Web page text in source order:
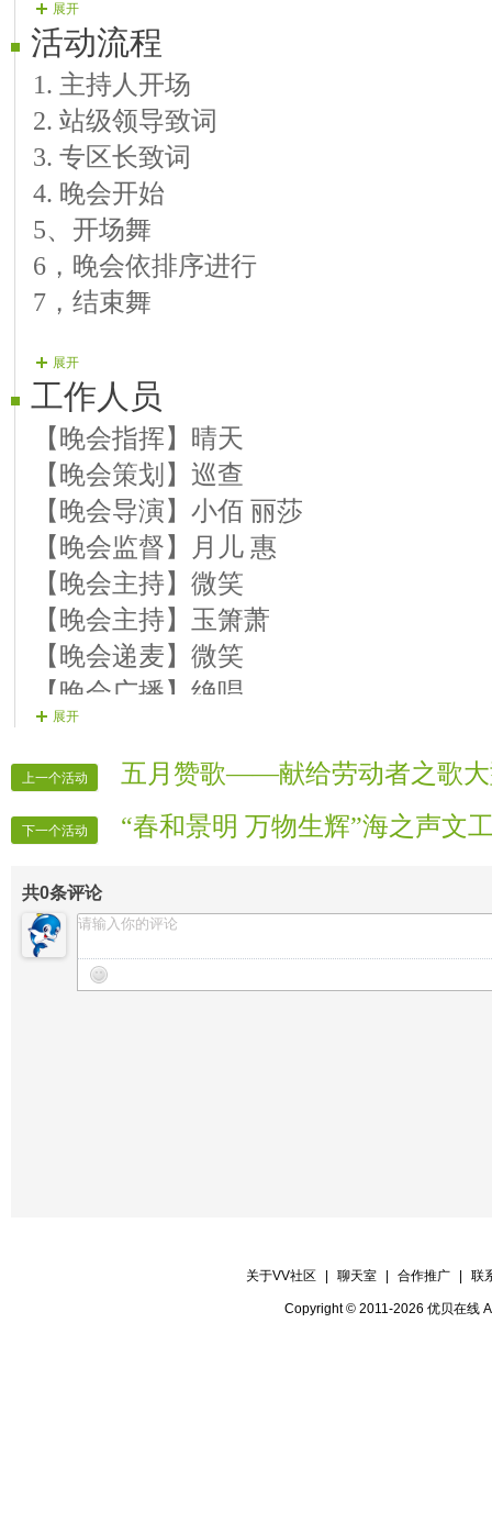
【06号演员】乐乐 歌曲《幸福路上》
【07号演员】涵儿 歌曲《愿为你》
【08号演员】财通 歌曲《洞庭鱼米乡
第二篇章《湘水湘情》
中场舞 辣儿组合《相思月》975520/
【09号演员】湫水 歌曲《幸福中国一
【10号演员】采月 歌曲《喜气洋洋》
【11号演员】苍狼 歌曲《我最爱唱红
【12号演员】歌戈 歌曲《开心中国》
【14号演员】林思 歌曲《空中草原那
【15号演员】蝴蝶 歌曲《心花怒放》
【16号演员】小敏 歌曲《花开四季只
第三篇章《大V出彩》
【17号演员】晓月 歌曲《我和我的
【18号演员】情圣 歌曲《寄明月》
【19号演员】冷蔷薇 歌曲《启航》
【20号演员】四季 歌曲《黄土之恋
【21号演员】微笑 歌曲《伤疤还没好
【22号演员】紫衣 电吹管《最亲的人
结束舞 馨儿组合《又唱浏阳河》
展开
活动流程
1. 主持人开场
2. 站级领导致词
3. 专区长致词
4. 晚会开始
5、开场舞
6，晚会依排序进行
7，结束舞
展开
工作人员
【晚会指挥】晴天
【晚会策划】巡查
【晚会导演】小佰 丽莎
【晚会监督】月儿 惠
【晚会主持】微笑
【晚会主持】玉箫萧
【晚会递麦】微笑
【晚会广播】绝唱
【晚会片花制作】沧桑
【晚会片花】天恩
【晚会片花】小样
【晚会片花】秀秀
【晚会迎宾】全体管理
【晚会录像】站里
展开
上一个活动 五月赞歌——献给劳动者之歌大
下一个活动 “春和景明 万物生辉”海之声文
共0条评论
关于VV社区 聊天室 合作推广 联
Copyright © 2011-2026 优贝在线